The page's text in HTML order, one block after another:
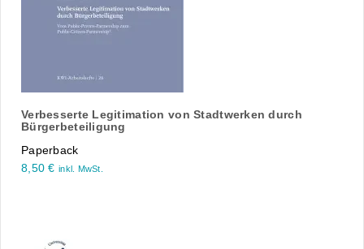
Verbesserte Legitimation von Stadtwerken durch
Bürgerbeteiligung
Paperback
8,50€ inkl. MwSt.